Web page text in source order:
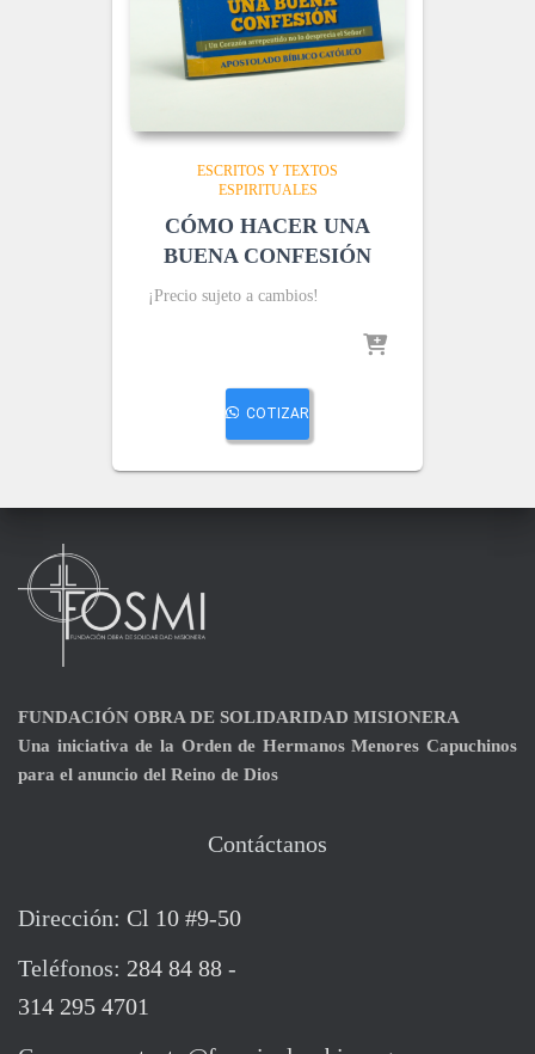
ESCRITOS Y TEXTOS
ESPIRITUALES
CÓMO HACER UNA
BUENA CONFESIÓN
¡Precio sujeto a cambios!
COTIZAR
FUNDACIÓN OBRA DE SOLIDARIDAD MISIONERA
Una iniciativa de la Orden de Hermanos Menores Capuchinos
para el anuncio del Reino de Dios
Contáctanos
Dirección: Cl 10 #9-50
Teléfonos: 284 84 88 -
314 295 4701